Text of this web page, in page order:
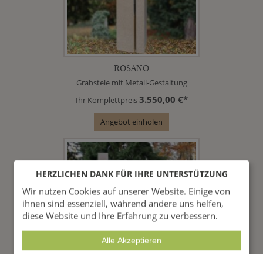
ROSANO
Grabstele mit Metall-Gestaltung
Ihr Komplettpreis3.550,00 €*
Angebot einholen
HERZLICHEN DANK FÜR IHRE UNTERSTÜTZUNG
Wir nutzen Cookies auf unserer Website. Einige von
ihnen sind essenziell, während andere uns helfen,
diese Website und Ihre Erfahrung zu verbessern.
Alle Akzeptieren